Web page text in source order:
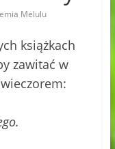
Melulu
książkach
zawitać w